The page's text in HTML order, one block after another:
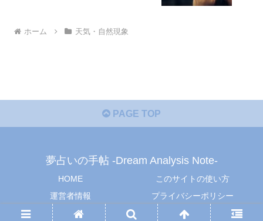
ホーム 天気・自然現象
PAGE TOP
夢占いの手帖 -Dream Analysis Note-
HOME
このサイトの使い方
運営者情報
プライバシーポリシー
© 2019 夢占いの手帖 -Dream Analysis Note-.